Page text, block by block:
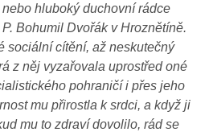
hluboký duchovní rádce
Bohumil Dvořák v Hroznětíně.
sociální cítění, až neskutečný
z něj vyzařovala uprostřed oné
pohraničí i přes jeho
mu přirostla k srdci, a když ji
mu to zdraví dovolilo, rád se